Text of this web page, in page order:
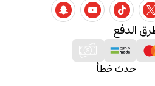
حدث خطأ
الدفع